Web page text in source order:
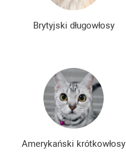
Brytyjski długowłosy
Amerykański krótkowłosy